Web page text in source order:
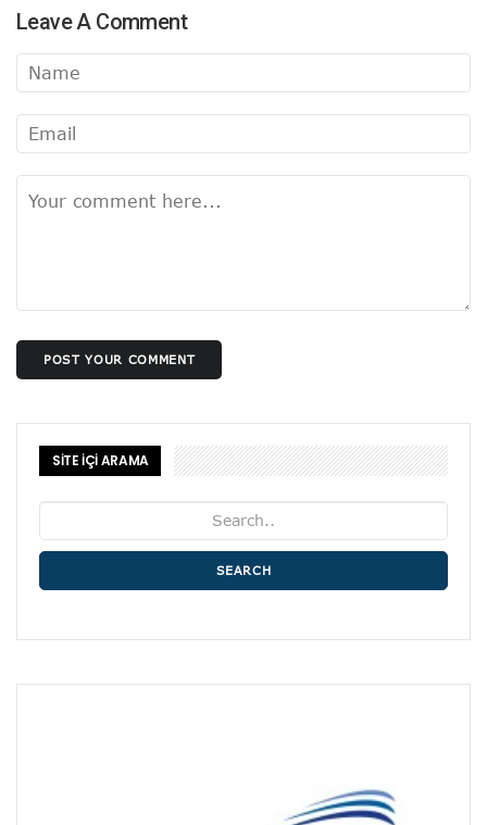
Leave A Comment
POST YOUR COMMENT
SİTE İÇİ ARAMA
SEARCH